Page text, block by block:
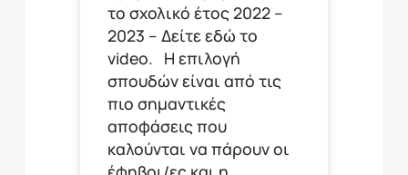
το σχολικό έτος 2022 –
2023 – Δείτε εδώ το
video. Η επιλογή
σπουδών είναι από τις
πιο σημαντικές
αποφάσεις που
καλούνται να πάρουν οι